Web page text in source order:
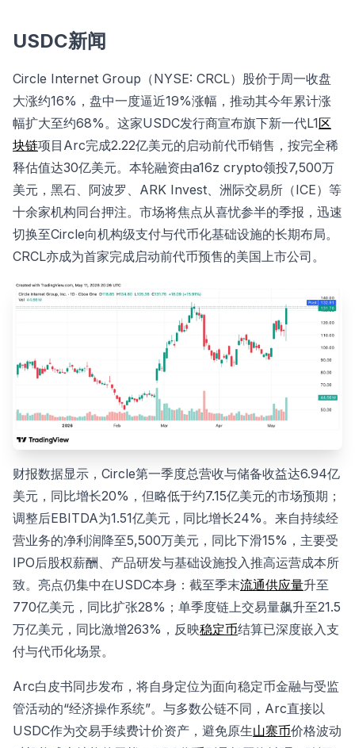
USDC新闻
Circle Internet Group（NYSE: CRCL）股价于周一收盘
大涨约16%，盘中一度逼近19%涨幅，推动其今年累计涨
幅扩大至约68%。这家USDC发行商宣布旗下新一代L1区
块链项目Arc完成2.22亿美元的启动前代币销售，按完全稀
释估值达30亿美元。本轮融资由a16z crypto领投7,500万
美元，黑石、阿波罗、ARK Invest、洲际交易所（ICE）等
十余家机构同台押注。市场将焦点从喜忧参半的季报，迅速
切换至Circle向机构级支付与代币化基础设施的长期布局。
CRCL亦成为首家完成启动前代币预售的美国上市公司。
财报数据显示，Circle第一季度总营收与储备收益达6.94亿
美元，同比增长20%，但略低于约7.15亿美元的市场预期；
调整后EBITDA为1.51亿美元，同比增长24%。来自持续经
营业务的净利润降至5,500万美元，同比下滑15%，主要受
IPO后股权薪酬、产品研发与基础设施投入推高运营成本所
致。亮点仍集中在USDC本身：截至季末流通供应量升至
770亿美元，同比扩张28%；单季度链上交易量飙升至21.5
万亿美元，同比激增263%，反映稳定币结算已深度嵌入支
付与代币化场景。
Arc白皮书同步发布，将自身定位为面向稳定币金融与受监
管活动的“经济操作系统”。与多数公链不同，Arc直接以
USDC作为交易手续费计价资产，避免原生山寨币价格波动